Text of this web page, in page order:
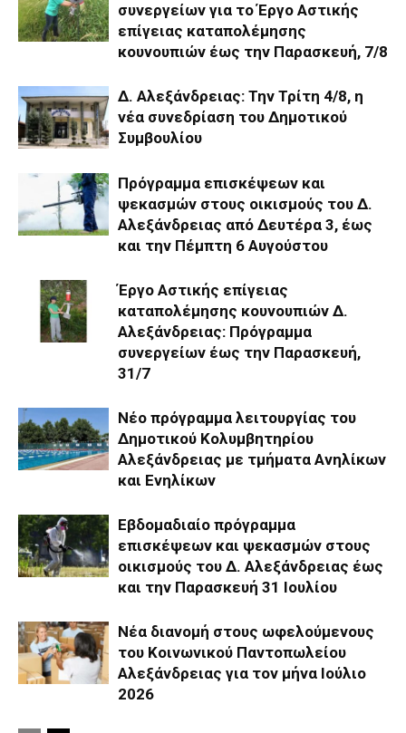
συνεργείων για το Έργο Αστικής
επίγειας καταπολέμησης
κουνουπιών έως την Παρασκευή, 7/8
Δ. Αλεξάνδρειας: Την Τρίτη 4/8, η
νέα συνεδρίαση του Δημοτικού
Συμβουλίου
Πρόγραμμα επισκέψεων και
ψεκασμών στους οικισμούς του Δ.
Αλεξάνδρειας από Δευτέρα 3, έως
και την Πέμπτη 6 Αυγούστου
Έργο Αστικής επίγειας
καταπολέμησης κουνουπιών Δ.
Αλεξάνδρειας: Πρόγραμμα
συνεργείων έως την Παρασκευή,
31/7
Νέο πρόγραμμα λειτουργίας του
Δημοτικού Κολυμβητηρίου
Αλεξάνδρειας με τμήματα Ανηλίκων
και Ενηλίκων
Eβδομαδιαίo πρόγραμμα
επισκέψεων και ψεκασμών στους
οικισμούς του Δ. Αλεξάνδρειας έως
και την Παρασκευή 31 Ιουλίου
Νέα διανομή στους ωφελούμενους
του Κοινωνικού Παντοπωλείου
Αλεξάνδρειας για τον μήνα Ιούλιο
2026